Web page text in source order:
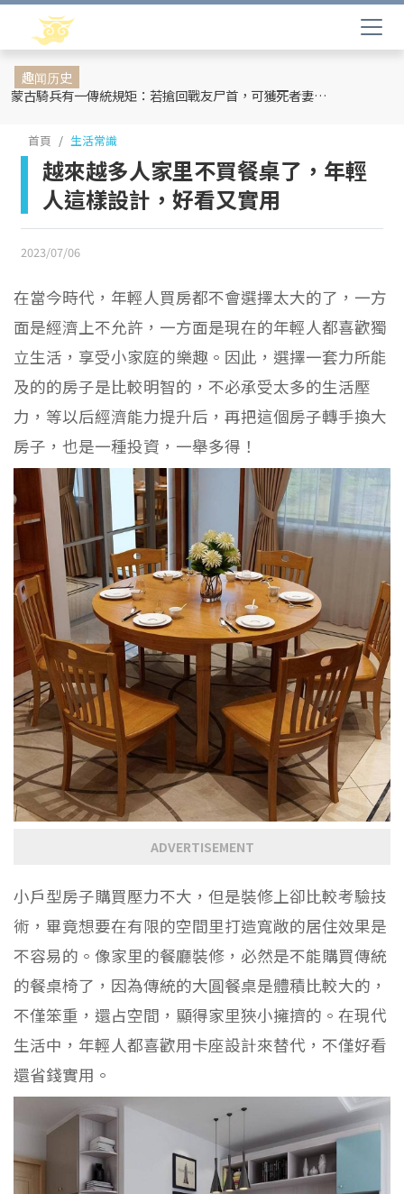
趣闻历史
蒙古騎兵有一傳統規矩：若搶回戰友尸首，可獲死者妻妾和全部牲畜
首頁 生活常識
越來越多人家里不買餐桌了，年輕
人這樣設計，好看又實用
2023/07/06
在當今時代，年輕人買房都不會選擇太大的了，一方
面是經濟上不允許，一方面是現在的年輕人都喜歡獨
立生活，享受小家庭的樂趣。因此，選擇一套力所能
及的的房子是比較明智的，不必承受太多的生活壓
力，等以后經濟能力提升后，再把這個房子轉手換大
房子，也是一種投資，一舉多得！
ADVERTISEMENT
小戶型房子購買壓力不大，但是裝修上卻比較考驗技
術，畢竟想要在有限的空間里打造寬敞的居住效果是
不容易的。像家里的餐廳裝修，必然是不能購買傳統
的餐桌椅了，因為傳統的大圓餐桌是體積比較大的，
不僅笨重，還占空間，顯得家里狹小擁擠的。在現代
生活中，年輕人都喜歡用卡座設計來替代，不僅好看
還省錢實用。